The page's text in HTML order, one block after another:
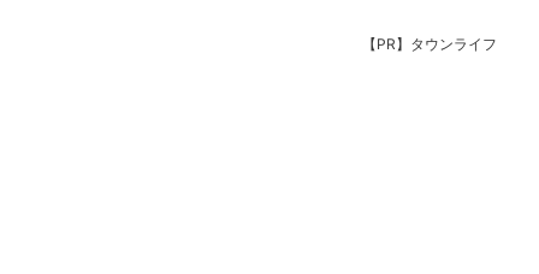
【PR】タウンライフ